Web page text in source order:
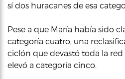
sí dos huracanes de esa
Pese a que María había sido
categoría cuatro, una
ciclón que devastó toda la red
elevó a categoría cinco.